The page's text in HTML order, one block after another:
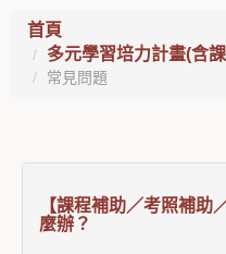
首頁
多元學習培力計畫(含
常見問題
【課程補助／考照補助
麼辦？